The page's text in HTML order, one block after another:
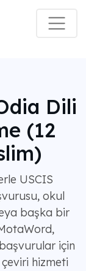
Dili
(12
USCIS
okul
başka bir
için
çeviri hizmeti